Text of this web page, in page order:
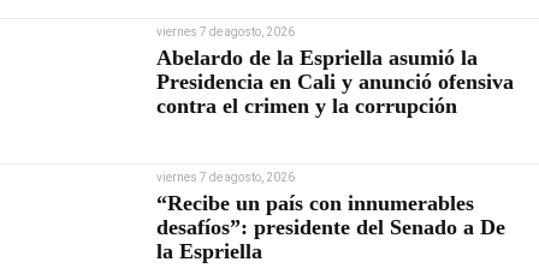
viernes 7 de agosto, 2026
Abelardo de la Espriella asumió la
Presidencia en Cali y anunció ofensiva
contra el crimen y la corrupción
viernes 7 de agosto, 2026
“Recibe un país con innumerables
desafíos”: presidente del Senado a De
la Espriella